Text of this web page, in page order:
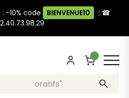
-10% code BIENVENUE10 | ☎
décoratifs"